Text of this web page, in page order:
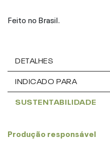
Feito no Brasil.
DETALHES
INDICADO PARA
SUSTENTABILIDADE
Produção responsável